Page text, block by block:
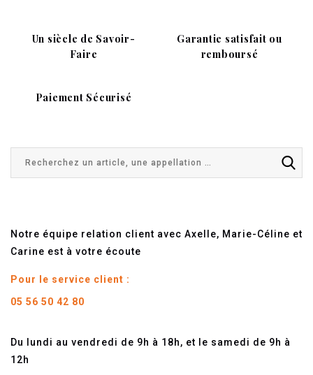
Un siècle de Savoir-
Faire
Garantie satisfait ou
remboursé
Paiement Sécurisé
Notre équipe relation client avec Axelle, Marie-Céline et
Carine est à votre écoute
Pour le service client :
05 56 50 42 80
Du lundi au vendredi de 9h à 18h, et le samedi de 9h à
12h